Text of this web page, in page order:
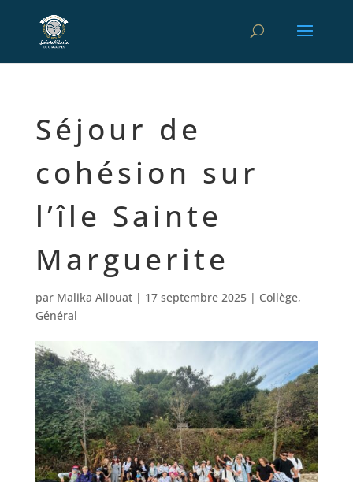
Séjour de
cohésion sur
l’île Sainte
Marguerite
par Malika Aliouat| 17 septembre 2025| Collège,
Général